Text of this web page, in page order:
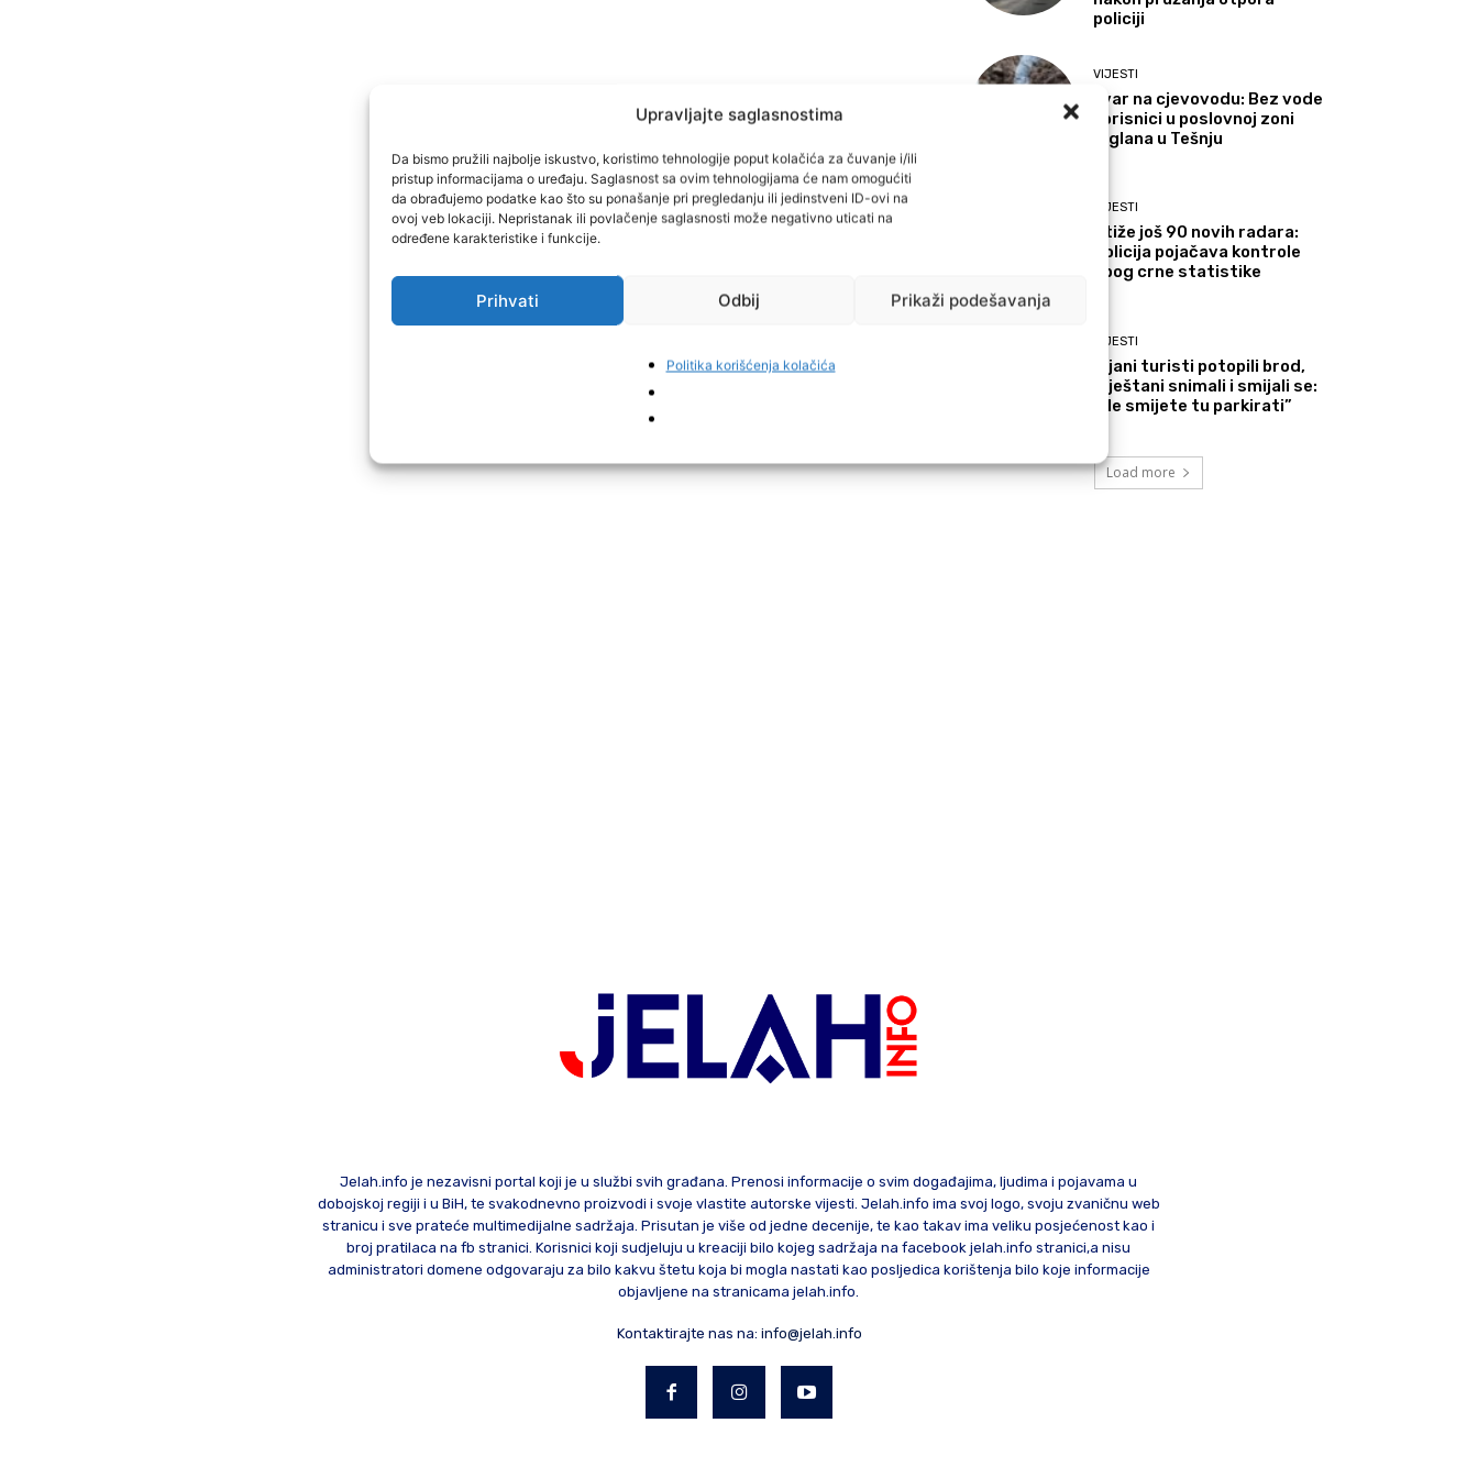
Upravljajte saglasnostima
Da bismo pružili najbolje iskustvo, koristimo tehnologije poput kolačića za čuvanje i/ili
pristup informacijama o uređaju. Saglasnost sa ovim tehnologijama će nam omogućiti
da obrađujemo podatke kao što su ponašanje pri pregledanju ili jedinstveni ID-ovi na
ovoj veb lokaciji. Nepristanak ili povlačenje saglasnosti može negativno uticati na
određene karakteristike i funkcije.
Prihvati Odbij Prikaži podešavanja
Politika korišćenja kolačića
policiji
VIJESTI
Kvar na cjevovodu: Bez vode
korisnici u poslovnoj zoni
Ciglana u Tešnju
VIJESTI
Stiže još 90 novih radara:
Policija pojačava kontrole
zbog crne statistike
VIJESTI
Pijani turisti potopili brod,
mještani snimali i smijali se:
“Ne smijete tu parkirati”
Load more
Jelah.info je nezavisni portal koji je u službi svih građana. Prenosi informacije o svim događajima, ljudima i pojavama u
dobojskoj regiji i u BiH, te svakodnevno proizvodi i svoje vlastite autorske vijesti. Jelah.info ima svoj logo, svoju zvaničnu web
stranicu i sve prateće multimedijalne sadržaja. Prisutan je više od jedne decenije, te kao takav ima veliku posjećenost kao i
broj pratilaca na fb stranici. Korisnici koji sudjeluju u kreaciji bilo kojeg sadržaja na facebook jelah.info stranici,a nisu
administratori domene odgovaraju za bilo kakvu štetu koja bi mogla nastati kao posljedica korištenja bilo koje informacije
objavljene na stranicama jelah.info.
Kontaktirajte nas na: info@jelah.info